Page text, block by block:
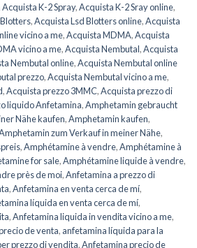
Acquista K-2 Spray,Acquista K-2 Sray online,
,Acquista Lsd Blotters online,Acquista
vicino a me,Acquista MDMA,Acquista
vicino a me,Acquista Nembutal,Acquista
Nembutal online,Acquista Nembutal online
prezzo,Acquista Nembutal vicino a me,
,Acquista prezzo 3MMC,Acquista prezzo di
liquido Anfetamina,Amphetamin gebraucht
Nähe kaufen,Amphetamin kaufen,
zum Verkauf in meiner Nähe,
,Amphétamine à vendre,Amphétamine à
for sale,Amphétamine liquide à vendre,
près de moi,Anfetamina a prezzo di
,Anfetamina en venta cerca de mí,
líquida en venta cerca de mí,
,Anfetamina liquida in vendita vicino a me,
de venta, anfetamina líquida para la
prezzo di vendita,Anfetamina precio de